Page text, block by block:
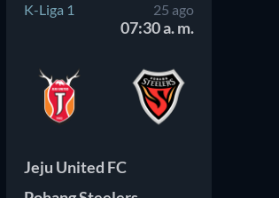
K-Liga 1 25 ago
07:30 a. m.
Jeju United FC